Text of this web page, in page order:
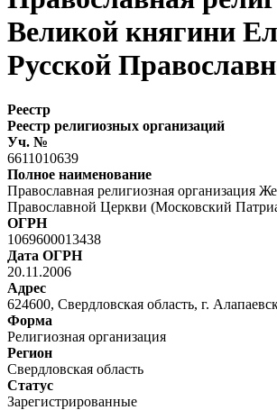
Великой княгини
Русской
Реестр
Реестр религиозных организаций
Уч. №
6611010639
Полное наименование
Православная религиозная организация
Православной Церкви (Московский
ОГРН
1069600013438
Дата ОГРН
20.11.2006
Адрес
624600, Свердловская область, г.
Форма
Религиозная организация
Регион
Свердловская область
Статус
Зарегистрированные